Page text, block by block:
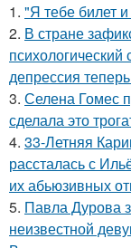
1. "Я тебе билет
2. В стране
психологический
депрессия
3. Селена Гомес
сделала это
4. 33-Летняя
рассталась с
их абьюзивных
5. Павла Дурова
неизвестной